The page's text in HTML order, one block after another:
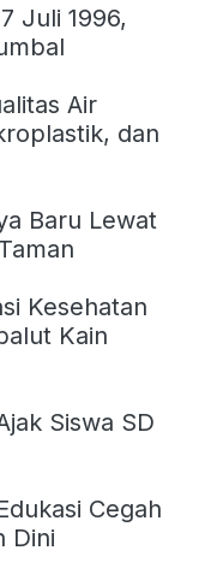
Juli 1996,
Air
dan
Baru Lewat
Kesehatan
Kain
Siswa SD
Cegah
Dini